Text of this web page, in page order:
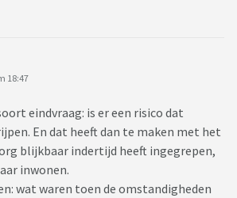
18:47
eindvraag: is er een risico dat
En dat heeft dan te maken met het
blijkbaar indertijd heeft ingegrepen,
inwonen.
wat waren toen de omstandigheden